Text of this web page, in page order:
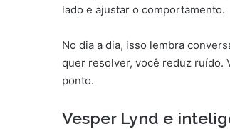
lado e ajustar o comportamento.
No dia a dia, isso lembra
quer resolver, você reduz ruído.
ponto.
Vesper Lynd e